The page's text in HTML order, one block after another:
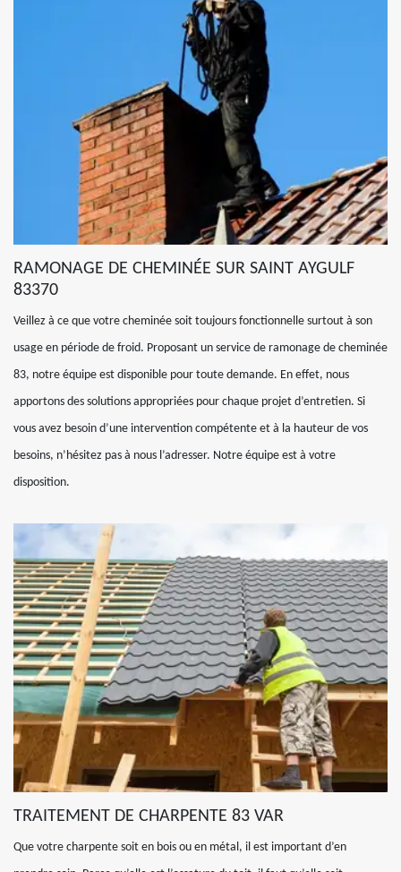
RAMONAGE DE CHEMINÉE SUR SAINT AYGULF
83370
Veillez à ce que votre cheminée soit toujours fonctionnelle surtout à son
usage en période de froid. Proposant un service de ramonage de cheminée
83, notre équipe est disponible pour toute demande. En effet, nous
apportons des solutions appropriées pour chaque projet d’entretien. Si
vous avez besoin d’une intervention compétente et à la hauteur de vos
besoins, n’hésitez pas à nous l’adresser. Notre équipe est à votre
disposition.
TRAITEMENT DE CHARPENTE 83 VAR
Que votre charpente soit en bois ou en métal, il est important d’en